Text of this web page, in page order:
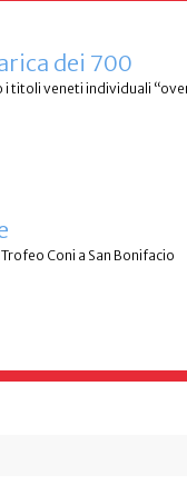
dei 700
i titoli veneti individuali
Coni a San Bonifacio